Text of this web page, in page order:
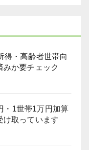
得・高齢者世帯向
みか要チェック
・1世帯1万円加算
け取っています